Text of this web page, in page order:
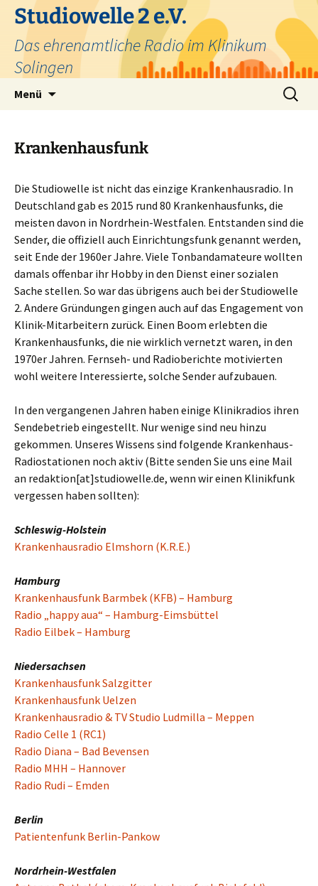
Zum
Inhalt
springen
Studiowelle 2 e.V.
Das ehrenamtliche Radio im Klinikum
Solingen
Menü
Suchen
nach:
Krankenhausfunk
Die Studiowelle ist nicht das einzige Krankenhausradio. In
Deutschland gab es 2015 rund 80 Krankenhausfunks, die
meisten davon in Nordrhein-Westfalen. Entstanden sind die
Sender, die offiziell auch Einrichtungsfunk genannt werden,
seit Ende der 1960er Jahre. Viele Tonbandamateure wollten
damals offenbar ihr Hobby in den Dienst einer sozialen
Sache stellen. So war das übrigens auch bei der Studiowelle
2. Andere Gründungen gingen auch auf das Engagement von
Klinik-Mitarbeitern zurück. Einen Boom erlebten die
Krankenhausfunks, die nie wirklich vernetzt waren, in den
1970er Jahren. Fernseh- und Radioberichte motivierten
wohl weitere Interessierte, solche Sender aufzubauen.
In den vergangenen Jahren haben einige Klinikradios ihren
Sendebetrieb eingestellt. Nur wenige sind neu hinzu
gekommen. Unseres Wissens sind folgende Krankenhaus-
Radiostationen noch aktiv (Bitte senden Sie uns eine Mail
an redaktion[at]studiowelle.de, wenn wir einen Klinikfunk
vergessen haben sollten):
Schleswig-Holstein
Krankenhausradio Elmshorn (K.R.E.)
Hamburg
Krankenhausfunk Barmbek (KFB) – Hamburg
Radio „happy aua“ – Hamburg-Eimsbüttel
Radio Eilbek – Hamburg
Niedersachsen
Krankenhausfunk Salzgitter
Krankenhausfunk Uelzen
Krankenhausradio & TV Studio Ludmilla – Meppen
Radio Celle 1 (RC1)
Radio Diana – Bad Bevensen
Radio MHH – Hannover
Radio Rudi – Emden
Berlin
Patientenfunk Berlin-Pankow
Nordrhein-Westfalen